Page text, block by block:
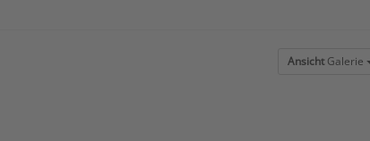
AnsichtGalerie